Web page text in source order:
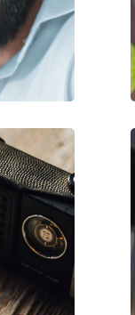
45 g
Não
Sim
Sim
Homem
Óculos de sol
Persol
Moda